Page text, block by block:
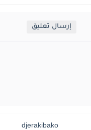
إرسال تعليق
djerakibako